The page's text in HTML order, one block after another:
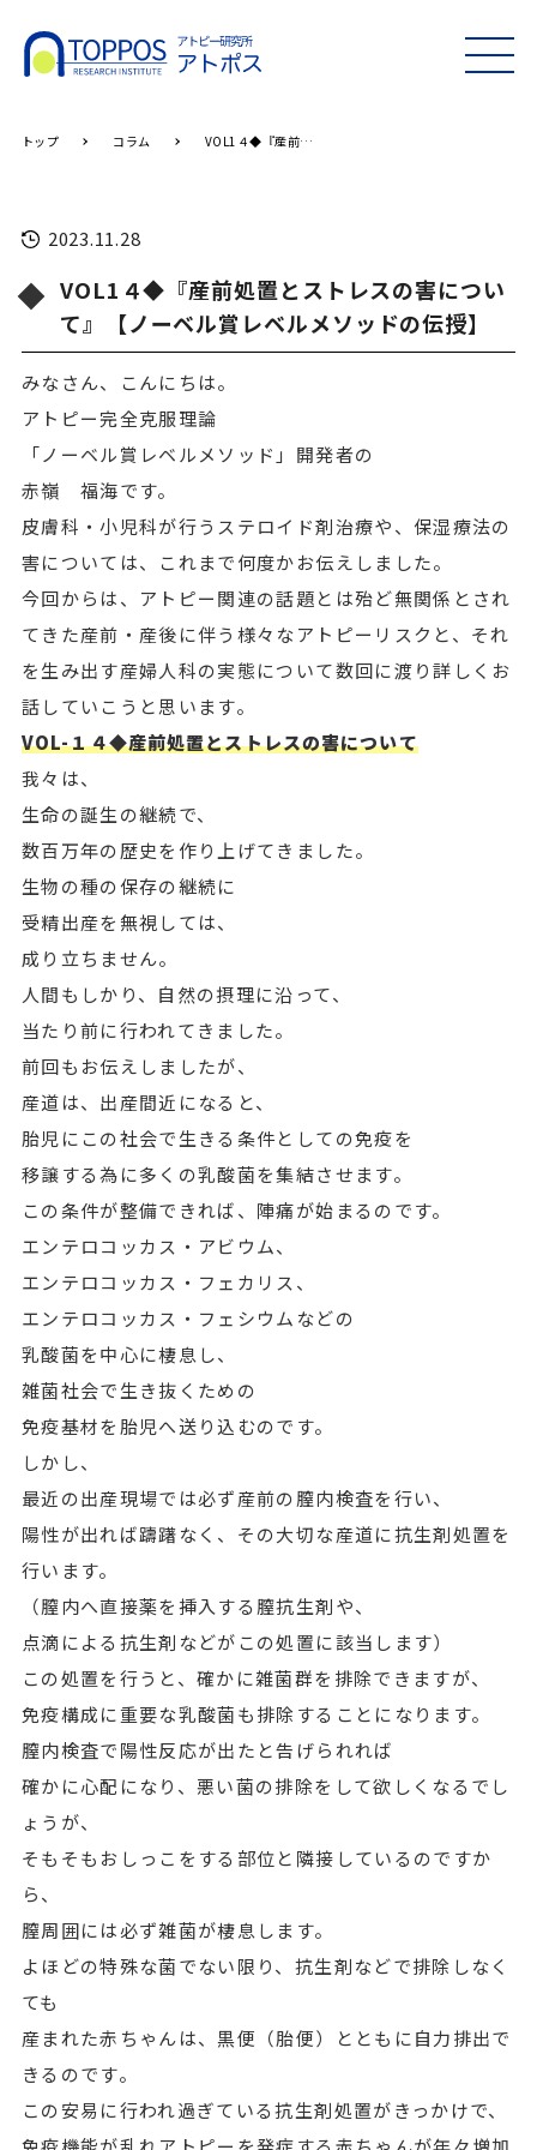
MEN
トップ コラム VOL1４◆『産前処置とストレスの害について』【ノーベル賞レベルメソッドの伝授】
2023.11.28
VOL1４◆『産前処置とストレスの害につい
て』【ノーベル賞レベルメソッドの伝授】
みなさん、こんにちは。
アトピー完全克服理論
「ノーベル賞レベルメソッド」開発者の
赤嶺 福海です。
皮膚科・小児科が行うステロイド剤治療や、保湿療法の
害については、これまで何度かお伝えしました。
今回からは、アトピー関連の話題とは殆ど無関係とされ
てきた産前・産後に伴う様々なアトピーリスクと、それ
を生み出す産婦人科の実態について数回に渡り詳しくお
話していこうと思います。
VOL-１４◆産前処置とストレスの害について
我々は、
生命の誕生の継続で、
数百万年の歴史を作り上げてきました。
生物の種の保存の継続に
受精出産を無視しては、
成り立ちません。
人間もしかり、自然の摂理に沿って、
当たり前に行われてきました。
前回もお伝えしましたが、
産道は、出産間近になると、
胎児にこの社会で生きる条件としての免疫を
移譲する為に多くの乳酸菌を集結させます。
この条件が整備できれば、陣痛が始まるのです。
エンテロコッカス・アビウム、
エンテロコッカス・フェカリス、
エンテロコッカス・フェシウムなどの
乳酸菌を中心に棲息し、
雑菌社会で生き抜くための
免疫基材を胎児へ送り込むのです。
しかし、
最近の出産現場では必ず産前の膣内検査を行い、
陽性が出れば躊躇なく、その大切な産道に抗生剤処置を
行います。
（膣内へ直接薬を挿入する膣抗生剤や、
点滴による抗生剤などがこの処置に該当します）
この処置を行うと、確かに雑菌群を排除できますが、
免疫構成に重要な乳酸菌も排除することになります。
膣内検査で陽性反応が出たと告げられれば
確かに心配になり、悪い菌の排除をして欲しくなるでし
ょうが、
そもそもおしっこをする部位と隣接しているのですか
ら、
膣周囲には必ず雑菌が棲息します。
よほどの特殊な菌でない限り、抗生剤などで排除しなく
ても
産まれた赤ちゃんは、黒便（胎便）とともに自力排出で
きるのです。
この安易に行われ過ぎている抗生剤処置がきっかけで、